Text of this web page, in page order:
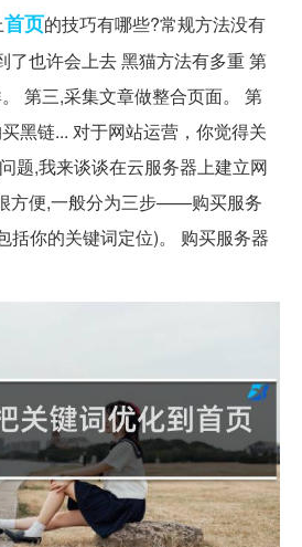
首页的技巧有哪些?常规方法没有
了也许会上去 黑猫方法有多重 第
第三,采集文章做整合页面。 第
黑链... 对于网站运营，你觉得关
题,我来谈谈在云服务器上建立网
方便,一般分为三步——购买服务
括你的关键词定位)。 购买服务器